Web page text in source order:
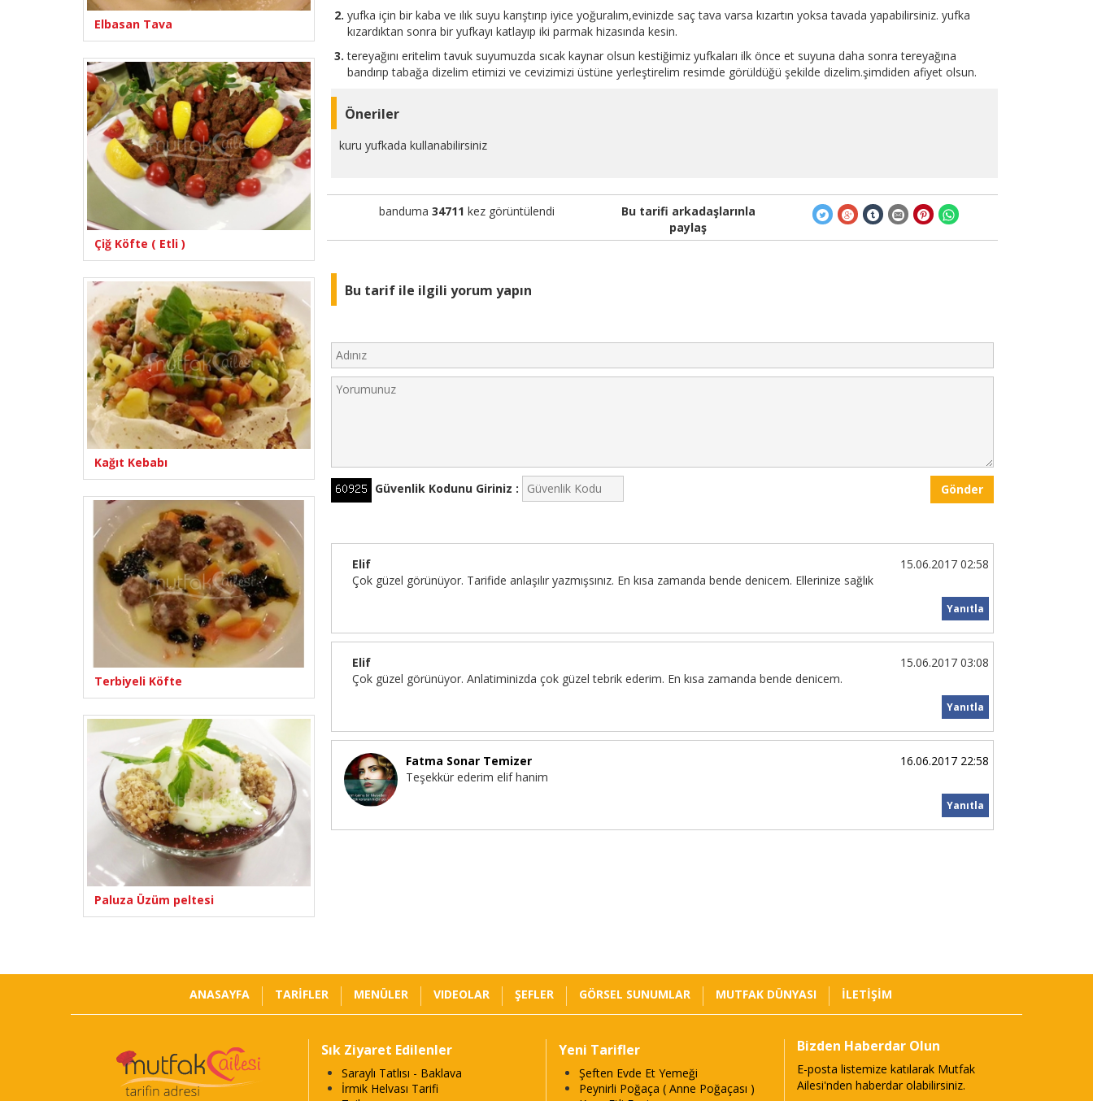
Elbasan Tava
Çiğ Köfte ( Etli )
Kağıt Kebabı
Terbiyeli Köfte
Paluza Üzüm peltesi
yufka için bir kaba ve ılık suyu karıştırıp iyice yoğuralım,evinizde saç tava varsa kızartın yoksa tavada yapabilirsiniz. yufka
kızardıktan sonra bir yufkayı katlayıp iki parmak hizasında kesin.
tereyağını eritelim tavuk suyumuzda sıcak kaynar olsun kestiğimiz yufkaları ilk önce et suyuna daha sonra tereyağına
bandırıp tabağa dizelim etimizi ve cevizimizi üstüne yerleştirelim resimde görüldüğü şekilde dizelim.şimdiden afiyet olsun.
Öneriler
kuru yufkada kullanabilirsiniz
banduma 34711 kez görüntülendi
Bu tarifi arkadaşlarınla
paylaş
Bu tarif ile ilgili yorum yapın
Güvenlik Kodunu Giriniz : Gönder
Elif
15.06.2017 02:58
Çok güzel görünüyor. Tarifide anlaşılır yazmışsınız. En kısa zamanda bende denicem. Ellerinize sağlık
Yanıtla
Elif
15.06.2017 03:08
Çok güzel görünüyor. Anlatiminizda çok güzel tebrik ederim. En kısa zamanda bende denicem.
Yanıtla
Fatma Sonar Temizer
16.06.2017 22:58
Teşekkür ederim elif hanim
Yanıtla
ANASAYFA TARİFLER MENÜLER VIDEOLAR ŞEFLER GÖRSEL SUNUMLAR MUTFAK DÜNYASI İLETİŞİM
Sık Ziyaret Edilenler
Saraylı Tatlısı - Baklava
İrmik Helvası Tarifi
Yeni Tarifler
Şeften Evde Et Yemeği
Peynirli Poğaça ( Anne Poğaçası )
Bizden Haberdar Olun
E-posta listemize katılarak Mutfak
Ailesi'nden haberdar olabilirsiniz.